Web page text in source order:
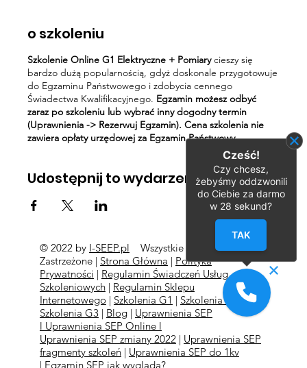
o szkoleniu
Szkolenie Online G1 Elektryczne + Pomiarycieszy się
bardzo dużą popularnością, gdyż doskonale przygotowuje
do Egzaminu Państwowego i zdobycia cennego
Świadectwa Kwalifikacyjnego. Egzamin możesz odbyć
zaraz po szkoleniu lub wybrać inny dogodny termin
(Uprawnienia -> Rezerwuj Egzamin). Cena szkolenia nie
zawiera opłaty urzędowej za Egzamin Państwowy.
Udostępnij to wydarzenie
© 2022 by I-SEEP.pl
Wszystkie Prawa
Zastrzeżone | Strona Główna | Polityka
Prywatności | Regulamin Świadczeń Usług
Szkoleniowych| Regulamin Sklepu
Internetowego | Szkolenia G1 | Szkolenia G2
l
Szkolenia G3 | Blog| Uprawnienia SEP
l Uprawnienia SEP Online l
Uprawnienia SEP zmiany 2022 | Uprawnienia SEP
fragmenty szkoleń | Uprawnienia SEP do 1kv
| Egzamin SEP jak wygląda?
Cześć!
Czy chcesz,
żebyśmy oddzwonili
do Ciebie za darmo
w 28 sekund?
TAK